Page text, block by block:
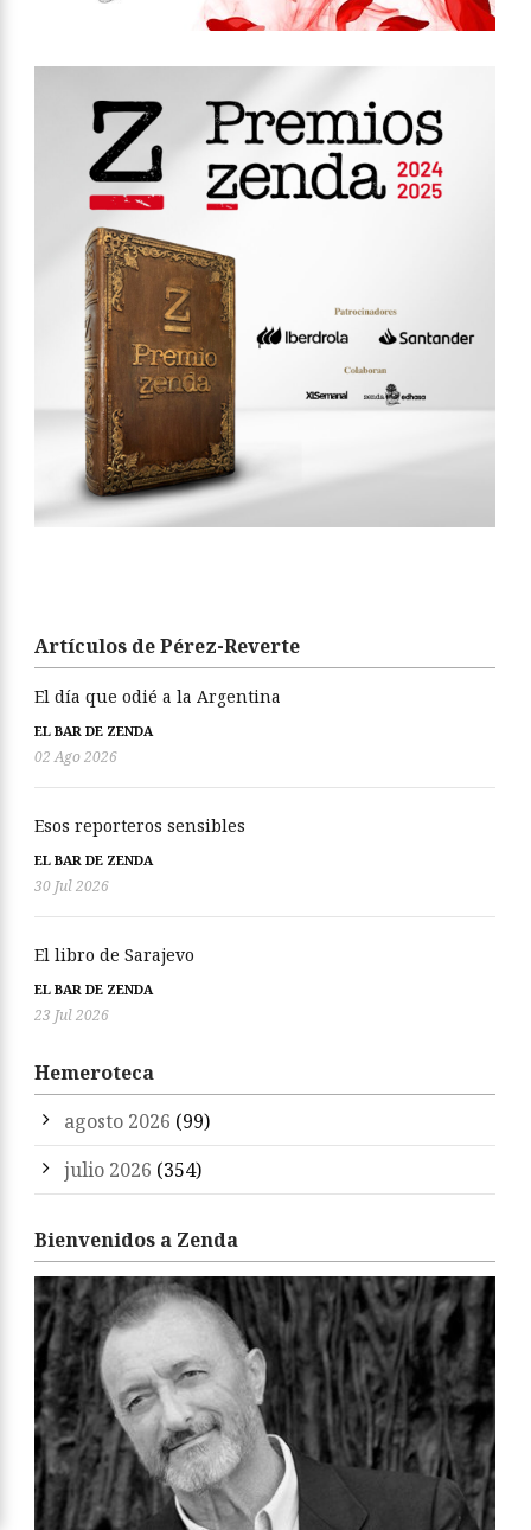
Artículos de Pérez-Reverte
El día que odié a la Argentina
EL BAR DE ZENDA
02 Ago 2026
Esos reporteros sensibles
EL BAR DE ZENDA
30 Jul 2026
El libro de Sarajevo
EL BAR DE ZENDA
23 Jul 2026
Hemeroteca
agosto 2026 (99)
julio 2026 (354)
Bienvenidos a Zenda